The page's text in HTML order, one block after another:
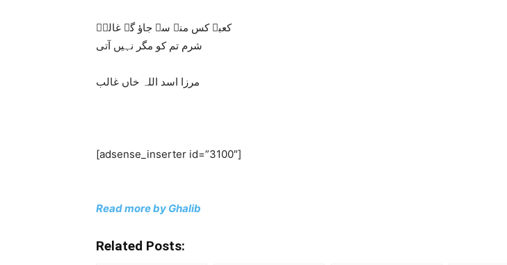
کعبے کس منہ سے جاؤ گے غالبؔ
شرم تم کو مگر نہیں آتی
مرزا اسد اللہ خاں غالب
[adsense_inserter id=”3100″]
Read more by Ghalib
Related Posts: